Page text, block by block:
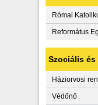
Római
Református
Szociális
Háziorvosi
Védőnő